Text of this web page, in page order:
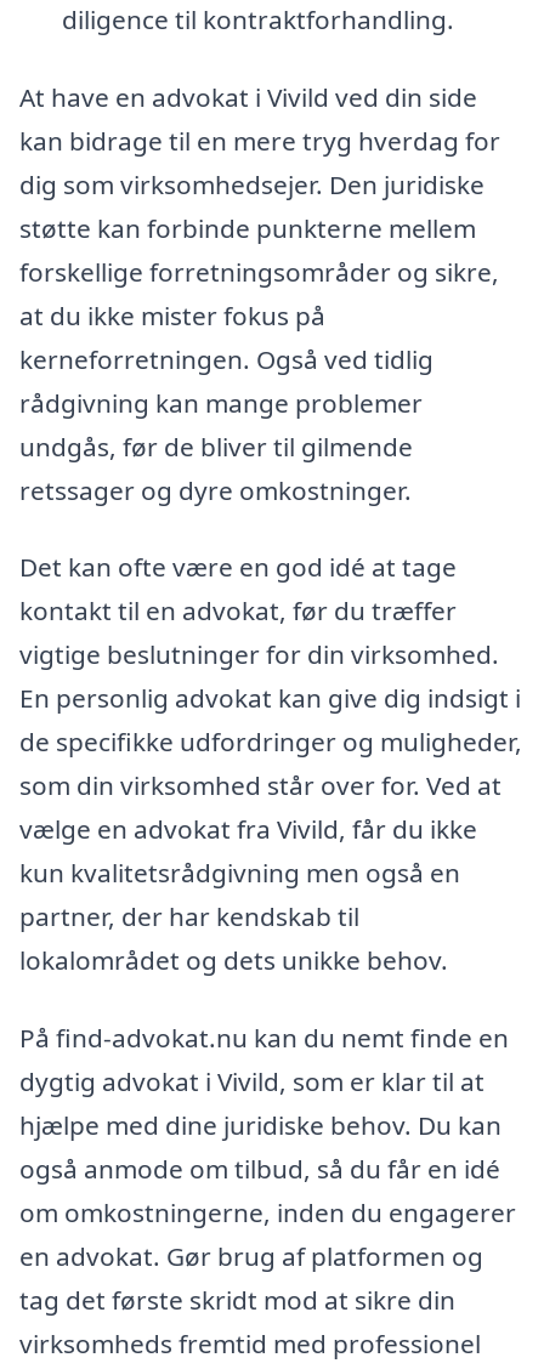
diligence til kontraktforhandling.
At have en advokat i Vivild ved din side
kan bidrage til en mere tryg hverdag for
dig som virksomhedsejer. Den juridiske
støtte kan forbinde punkterne mellem
forskellige forretningsområder og sikre,
at du ikke mister fokus på
kerneforretningen. Også ved tidlig
rådgivning kan mange problemer
undgås, før de bliver til gilmende
retssager og dyre omkostninger.
Det kan ofte være en god idé at tage
kontakt til en advokat, før du træffer
vigtige beslutninger for din virksomhed.
En personlig advokat kan give dig indsigt i
de specifikke udfordringer og muligheder,
som din virksomhed står over for. Ved at
vælge en advokat fra Vivild, får du ikke
kun kvalitetsrådgivning men også en
partner, der har kendskab til
lokalområdet og dets unikke behov.
På find-advokat.nu kan du nemt finde en
dygtig advokat i Vivild, som er klar til at
hjælpe med dine juridiske behov. Du kan
også anmode om tilbud, så du får en idé
om omkostningerne, inden du engagerer
en advokat. Gør brug af platformen og
tag det første skridt mod at sikre din
virksomheds fremtid med professionel